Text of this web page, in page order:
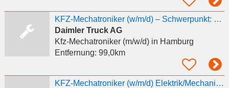
KFZ-Mechatroniker (w/m/d) – Schwerpunkt: Elektrik/Mechanik für Nutzfahrzeugtechnik, Daimler...
Daimler Truck AG
Kfz-Mechatroniker (m/w/d)in Hamburg
Entfernung: 99,0km
KFZ-Mechatroniker (w/m/d) Elektrik/Mechanik für Nutzfahrzeugtechnik